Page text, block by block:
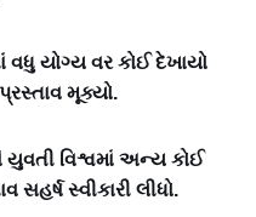
વધુ યોગ્ય વર કોઈ દેખાયો
મૂક્યો.
યુવતી વિશ્વમાં અન્ય કોઈ
સ્વીકારી લીધો.